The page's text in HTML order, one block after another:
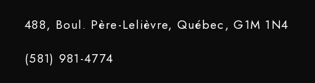
488, Boul. Père-Lelièvre, Québec, G1M 1N4
(581) 981-4774